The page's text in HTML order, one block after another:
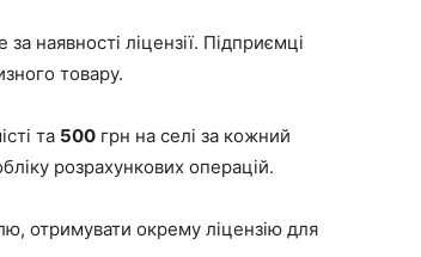
наявності ліцензії. Підприємці
товару.
та 500 грн на селі за кожний
розрахункових операцій.
отримувати окрему ліцензію для